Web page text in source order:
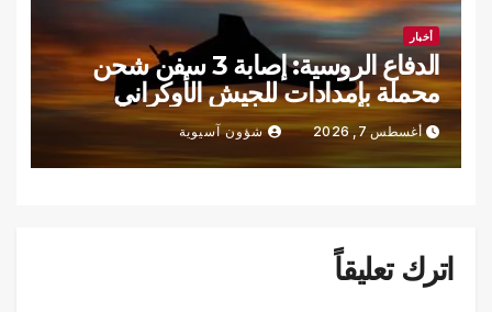
أخبار
الدفاع الروسية: إصابة 3 سفن شحن
محملة بإمدادات للجيش الأوكراني
أغسطس 7, 2026 شؤون آسيوية
اترك تعليقاً